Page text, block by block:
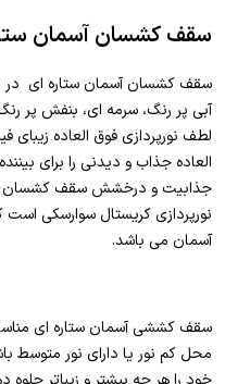
سقف کشسان آسمان
سقف کشسان آسمان ستاره ای در
آبی پر رنگ، سرمه ای، بنفش پر
لطف نورپردازی فوق العاده زیبای
العاده جذاب و دیدنی را برای
جذابیت و درخشش سقف کشسان
نورپردازی کریستال سوارسکی است
آسمان می باشد.
سقف کششی آسمان ستاره ای
محل کم نور یا دارای نور متوسط